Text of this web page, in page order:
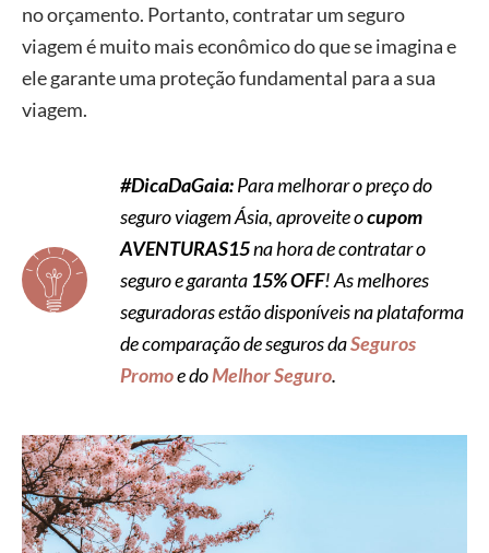
no orçamento. Portanto, contratar um seguro
viagem é muito mais econômico do que se imagina e
ele garante uma proteção fundamental para a sua
viagem.
#DicaDaGaia:Para melhorar o preço do
seguro viagem Ásia, aproveite ocupom
AVENTURAS15na hora de contratar o
seguro e garanta 15% OFF! As melhores
seguradoras estão disponíveis na plataforma
de comparação de seguros daSeguros
Promoe doMelhor Seguro.